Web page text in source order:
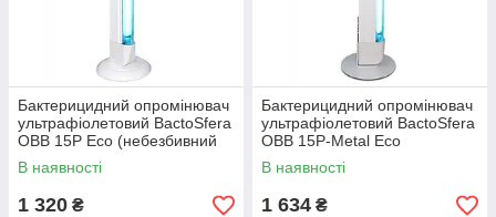
Бактерицидний опромінювач
ультрафіолетовий BactoSfera
OBB 15P Eco (небезбивний
безозоновий)
В наявності
1 320 ₴
Бактерицидний опромінювач
ультрафіолетовий BactoSfera
OBB 15P-Metal Eco
(безозоновий, що не б'ється)
В наявності
1 634 ₴